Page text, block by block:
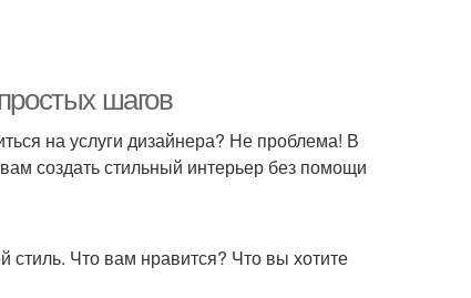
шагов
на услуги дизайнера? Не проблема! В
создать стильный интерьер без помощи
стиль. Что вам нравится? Что вы хотите